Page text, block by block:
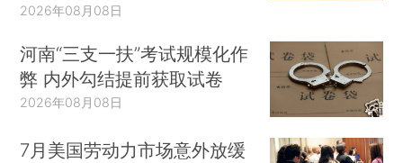
2026年08月08日
河南“三支一扶”考试规模化作
弊 内外勾结提前获取试卷
2026年08月08日
7月美国劳动力市场意外放缓